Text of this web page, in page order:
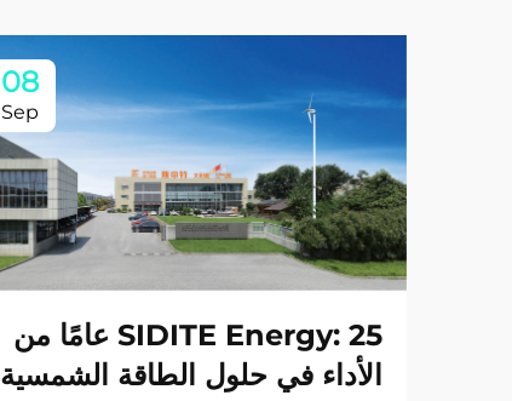
08
Sep
SIDITE Energy: 25 عامًا من
الأداء في حلول الطاقة الشمسية